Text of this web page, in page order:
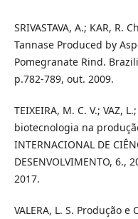
SRIVASTAVA, A.; KAR,
Tannase Produced by
Pomegranate Rind.
p.782-789, out. 2009.
TEIXEIRA, M. C. V.; VAZ,
biotecnologia na
INTERNACIONAL DE
DESENVOLVIMENTO, 6.,
2017.
VALERA, L. S. Produção